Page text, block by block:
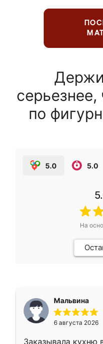
по
5.0 5.0
На
Мальвина
6 августа 2026
Заказывала кухню